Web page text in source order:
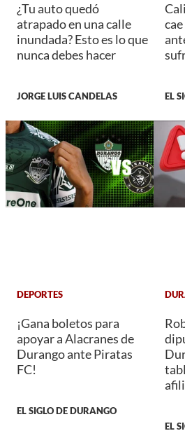
¿Tu auto quedó
atrapado en una calle
inundada? Esto es lo que
nunca debes hacer
JORGE LUIS CANDELAS EL
DEPORTES
¡Gana boletos para
apoyar a Alacranes de
Durango ante Piratas
FC!
EL SIGLO DE DURANGO
EL